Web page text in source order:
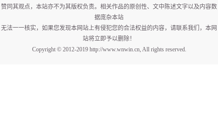
赞同其观点，本站亦不为其版权负责。相关作品的原创性、文中陈述文字以及内容数
据庞杂本站
无法一一核实，如果您发现本网站上有侵犯您的合法权益的内容，请联系我们，本网
站将立即予以删除！
Copyright © 2012-2019 http://www.wnwin.cn, All rights reserved.